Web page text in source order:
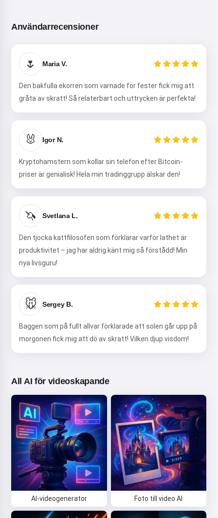
Användarrecensioner
🌷 Maria V.
Den bakfulla ekorren som varnade för fester fick mig att
gråta av skratt! Så relaterbart och uttrycken är perfekta!
🐰 Igor N.
Kryptohamstern som kollar sin telefon efter Bitcoin-
priser är genialisk! Hela min tradinggrupp älskar den!
🦄 Svetlana L.
Den tjocka kattfilosofen som förklarar varför lathet är
produktivitet – jag har aldrig känt mig så förstådd! Min
nya livsguru!
🐭 Sergey B.
Baggen som på fullt allvar förklarade att solen går upp på
morgonen fick mig att dö av skratt! Vilken djup visdom!
All AI för videoskapande
AI-videogenerator Foto till video AI
Jag berättar magiska
godnattsagor för dina barn 🌟
Läs en saga
Användarvillkor, Integritetspolicy,Återbetalningspolicy